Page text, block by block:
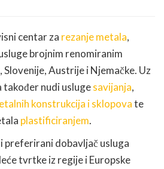
centar za rezanje metala,
brojnim renomiranim
Austrije i Njemačke. Uz
nudi uslugesavijanja,
konstrukcija i sklopovate
plastificiranjem.
dobavljač usluga
tvrtke iz regije i Europske